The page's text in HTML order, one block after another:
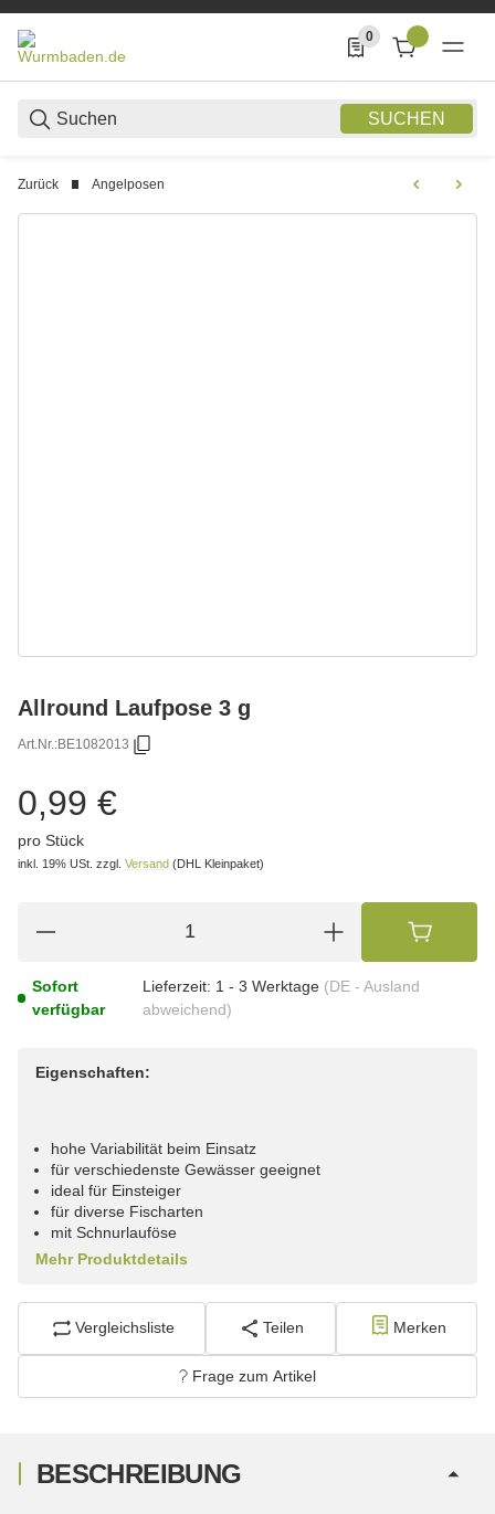
SUCHEN
0
0 Produkte in der
Zurück Angelposen
Allround Laufpose 3 g
Art.Nr.:BE1082013
0,99 €
pro Stück
inkl. 19% USt. zzgl. Versand (DHL Kleinpaket)
Sofort
verfügbar
Lieferzeit: 1 - 3 Werktage (DE - Ausland
abweichend)
Eigenschaften:
hohe Variabilität beim Einsatz
für verschiedenste Gewässer geeignet
ideal für Einsteiger
für diverse Fischarten
mit Schnurlauföse
Mehr Produktdetails
Vergleichsliste Teilen Merken
Frage zum Artikel
BESCHREIBUNG